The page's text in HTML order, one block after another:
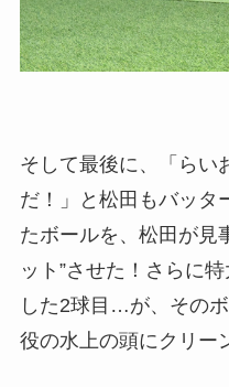
そして最後に、「らい
だ！」と松田もバッタ
たボールを、松田が見
ット”させた！さらに
した2球目…が、その
役の水上の頭にクリー